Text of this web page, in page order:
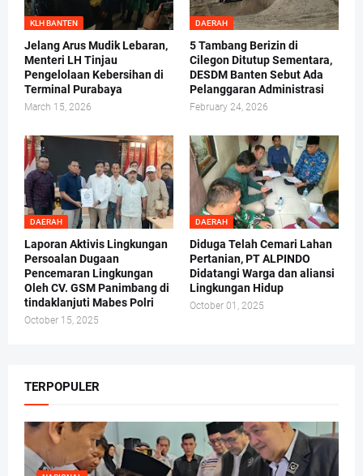
KLH BANTEN
Jelang Arus Mudik Lebaran,
Menteri LH Tinjau
Pengelolaan Kebersihan di
Terminal Purabaya
March 15, 2026
DAERAH
5 Tambang Berizin di
Cilegon Ditutup Sementara,
DESDM Banten Sebut Ada
Pelanggaran Administrasi
February 24, 2026
DAERAH
Laporan Aktivis Lingkungan
Persoalan Dugaan
Pencemaran Lingkungan
Oleh CV. GSM Panimbang di
tindaklanjuti Mabes Polri
October 15, 2025
DAERAH
Diduga Telah Cemari Lahan
Pertanian, PT ALPINDO
Didatangi Warga dan aliansi
Lingkungan Hidup
October 01, 2025
TERPOPULER